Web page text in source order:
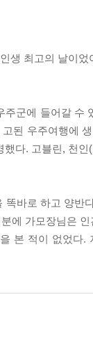
생 최고의 날이었
군에 들어갈 수
된 우주여행에
다. 고블린, 천
똑바로 하고 양반
에 가모장님은
본 적이 없었다
촌이 죽지 않은